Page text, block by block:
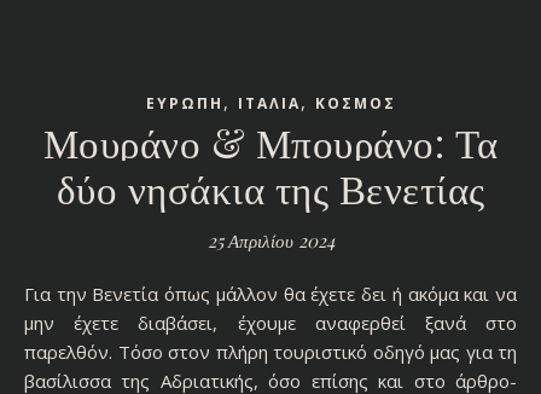
ΕΥΡΩΠΗ , ΙΤΑΛΙΑ, ΚΟΣΜΟΣ
Μουράνο & Μπουράνο: Τα
δύο νησάκια της Βενετίας
25 Απριλίου 2024
Για την Βενετία όπως μάλλον θα έχετε δει ή ακόμα και να
μην έχετε διαβάσει, έχουμε αναφερθεί ξανά στο
παρελθόν. Τόσο στον πλήρη τουριστικό οδηγό μας για τη
βασίλισσα της Αδριατικής, όσο επίσης και στο άρθρο-